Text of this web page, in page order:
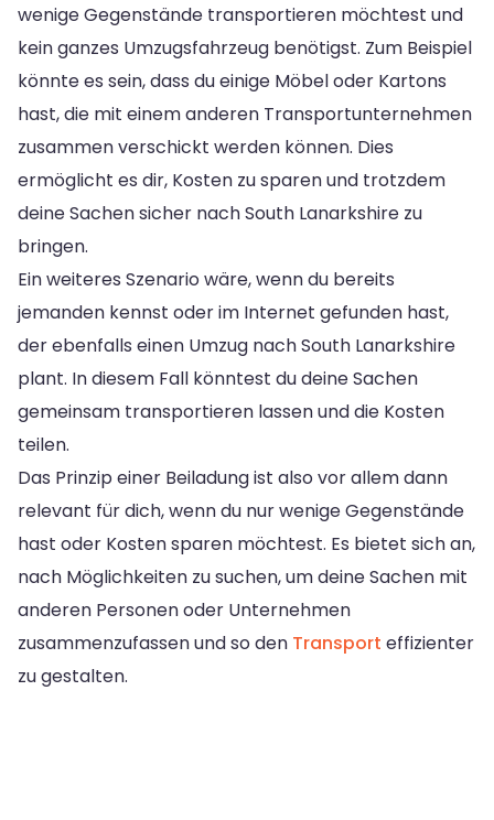
wenige Gegenstände transportieren möchtest und
kein ganzes Umzugsfahrzeug benötigst. Zum Beispiel
könnte es sein, dass du einige Möbel oder Kartons
hast, die mit einem anderen Transportunternehmen
zusammen verschickt werden können. Dies
ermöglicht es dir, Kosten zu sparen und trotzdem
deine Sachen sicher nach South Lanarkshire zu
bringen.
Ein weiteres Szenario wäre, wenn du bereits
jemanden kennst oder im Internet gefunden hast,
der ebenfalls einen Umzug nach South Lanarkshire
plant. In diesem Fall könntest du deine Sachen
gemeinsam transportieren lassen und die Kosten
teilen.
Das Prinzip einer Beiladung ist also vor allem dann
relevant für dich, wenn du nur wenige Gegenstände
hast oder Kosten sparen möchtest. Es bietet sich an,
nach Möglichkeiten zu suchen, um deine Sachen mit
anderen Personen oder Unternehmen
zusammenzufassen und so den Transport effizienter
zu gestalten.